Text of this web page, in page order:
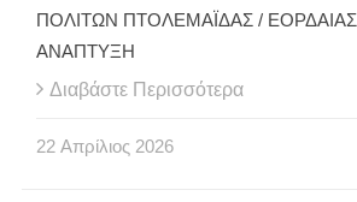
ΠΟΛΙΤΩΝ ΠΤΟΛΕΜΑΪΔΑΣ / ΕΟΡΔΑΙΑΣ
ΑΝΑΠΤΥΞΗ
Διαβάστε Περισσότερα
22 Απρίλιος 2026